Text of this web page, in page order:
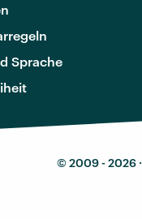
Sprache
© 2009 - 2026 ·